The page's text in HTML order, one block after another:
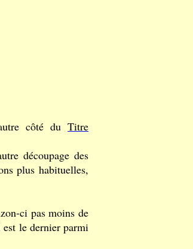
côté du Titre
découpage des
plus habituelles,
ci pas moins de
est le dernier parmi